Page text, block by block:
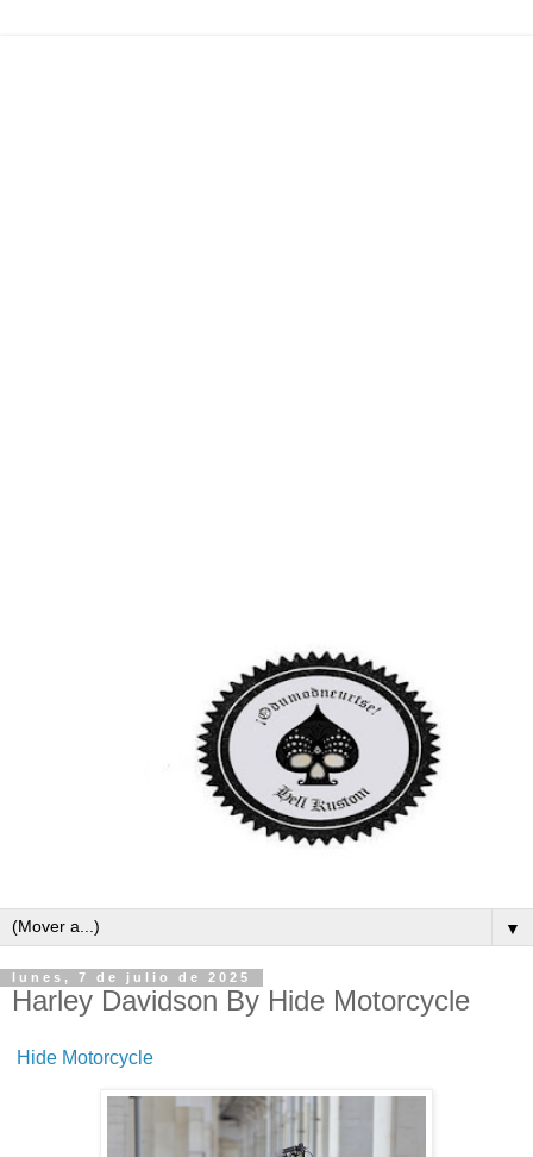
▼
lunes, 7 de julio de 2025
Harley Davidson By Hide Motorcycle
Hide Motorcycle